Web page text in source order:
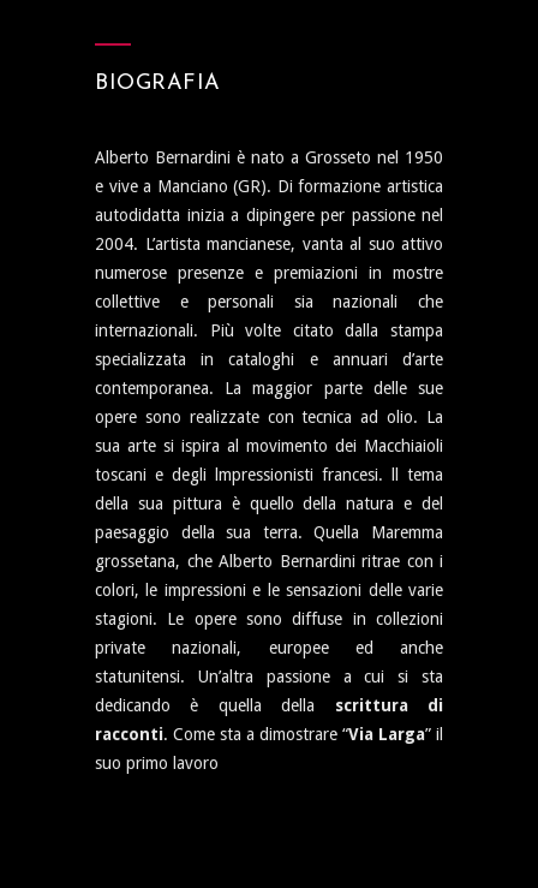
BIOGRAFIA
Alberto Bernardini è nato a Grosseto nel 1950
e vive a Manciano (GR). Di formazione artistica
autodidatta inizia a dipingere per passione nel
2004. L’artista mancianese, vanta al suo attivo
numerose presenze e premiazioni in mostre
collettive e personali sia nazionali che
internazionali. Più volte citato dalla stampa
specializzata in cataloghi e annuari d’arte
contemporanea. La maggior parte delle sue
opere sono realizzate con tecnica ad olio. La
sua arte si ispira al movimento dei Macchiaioli
toscani e degli lmpressionisti francesi. ll tema
della sua pittura è quello della natura e del
paesaggio della sua terra. Quella Maremma
grossetana, che Alberto Bernardini ritrae con i
colori, le impressioni e le sensazioni delle varie
stagioni. Le opere sono diffuse in collezioni
private nazionali, europee ed anche
statunitensi. Un’altra passione a cui si sta
dedicando è quella della scrittura di
racconti. Come sta a dimostrare “Via Larga” il
suo primo lavoro